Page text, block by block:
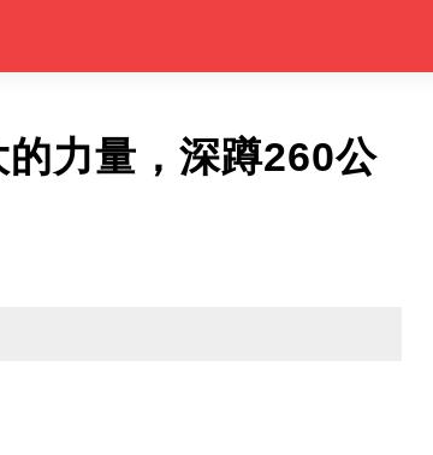
力量，深蹲260公